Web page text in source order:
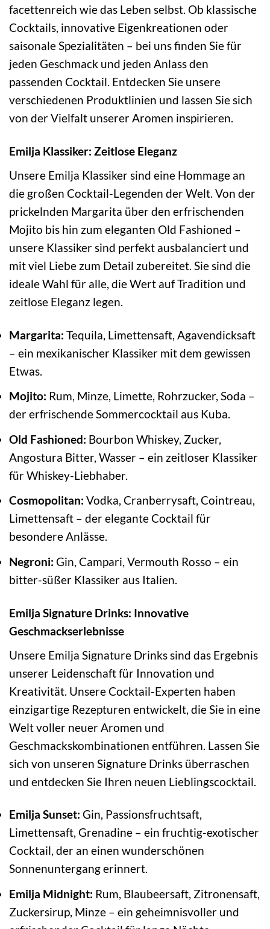
facettenreich wie das Leben selbst. Ob klassische
Cocktails, innovative Eigenkreationen oder
saisonale Spezialitäten – bei uns finden Sie für
jeden Geschmack und jeden Anlass den
passenden Cocktail. Entdecken Sie unsere
verschiedenen Produktlinien und lassen Sie sich
von der Vielfalt unserer Aromen inspirieren.
Emilja Klassiker: Zeitlose Eleganz
Unsere Emilja Klassiker sind eine Hommage an
die großen Cocktail-Legenden der Welt. Von der
prickelnden Margarita über den erfrischenden
Mojito bis hin zum eleganten Old Fashioned –
unsere Klassiker sind perfekt ausbalanciert und
mit viel Liebe zum Detail zubereitet. Sie sind die
ideale Wahl für alle, die Wert auf Tradition und
zeitlose Eleganz legen.
Margarita: Tequila, Limettensaft, Agavendicksaft
– ein mexikanischer Klassiker mit dem gewissen
Etwas.
Mojito: Rum, Minze, Limette, Rohrzucker, Soda –
der erfrischende Sommercocktail aus Kuba.
Old Fashioned: Bourbon Whiskey, Zucker,
Angostura Bitter, Wasser – ein zeitloser Klassiker
für Whiskey-Liebhaber.
Cosmopolitan: Vodka, Cranberrysaft, Cointreau,
Limettensaft – der elegante Cocktail für
besondere Anlässe.
Negroni: Gin, Campari, Vermouth Rosso – ein
bitter-süßer Klassiker aus Italien.
Emilja Signature Drinks: Innovative
Geschmackserlebnisse
Unsere Emilja Signature Drinks sind das Ergebnis
unserer Leidenschaft für Innovation und
Kreativität. Unsere Cocktail-Experten haben
einzigartige Rezepturen entwickelt, die Sie in eine
Welt voller neuer Aromen und
Geschmackskombinationen entführen. Lassen Sie
sich von unseren Signature Drinks überraschen
und entdecken Sie Ihren neuen Lieblingscocktail.
Emilja Sunset: Gin, Passionsfruchtsaft,
Limettensaft, Grenadine – ein fruchtig-exotischer
Cocktail, der an einen wunderschönen
Sonnenuntergang erinnert.
Emilja Midnight: Rum, Blaubeersaft, Zitronensaft,
Zuckersirup, Minze – ein geheimnisvoller und